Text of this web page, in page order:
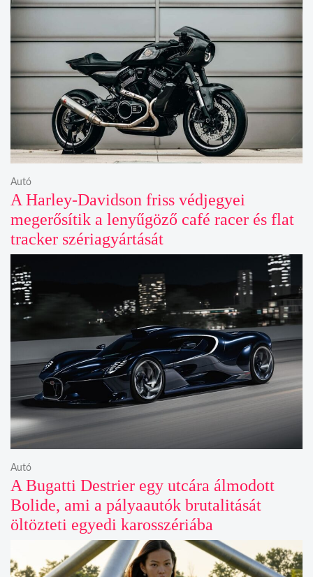
A Harley-Davidson friss védjegyei
megerősítik a lenyűgöző café racer és flat
tracker szériagyártását
Autó
A Bugatti Destrier egy utcára álmodott
Bolide, ami a pályaautók brutalitását
öltözteti egyedi karosszériába
Autó